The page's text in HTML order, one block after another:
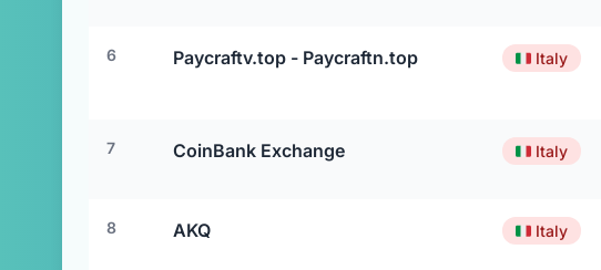
6 Paycraftv.top - Paycraftn.top 🇮🇹 Italy
7 CoinBank Exchange 🇮🇹 Italy
8 AKQ 🇮🇹 Italy